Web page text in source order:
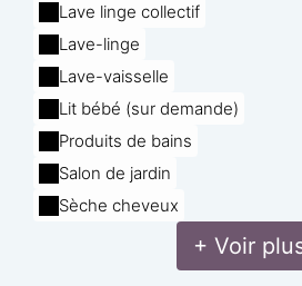
Lave linge collectif
Lave-linge
Lave-vaisselle
Lit bébé (sur demande)
Produits de bains
Salon de jardin
Sèche cheveux
+ Voir